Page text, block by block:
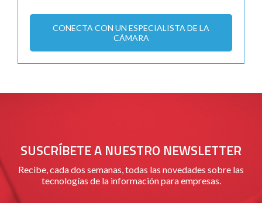
CONECTA CON UN ESPECIALISTA DE LA
CÁMARA
SUSCRÍBETE A NUESTRO NEWSLETTER
Recibe, cada dos semanas, todas las novedades sobre las
tecnologías de la información para empresas.